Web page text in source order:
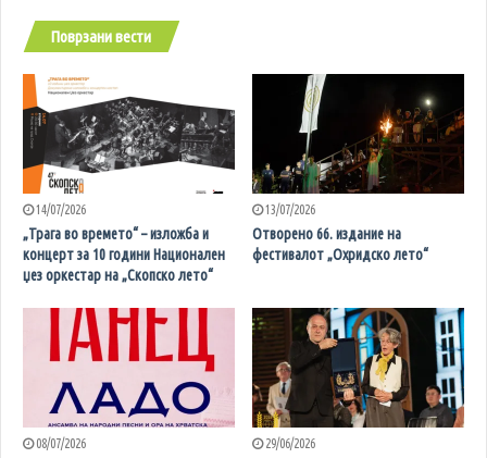
Поврзани вести
14/07/2026
„Трага во времето“ – изложба и
концерт за 10 години Национален
џез оркестар на „Скопско лето“
13/07/2026
Отворено 66. издание на
фестивалот „Охридско лето“
08/07/2026 29/06/2026